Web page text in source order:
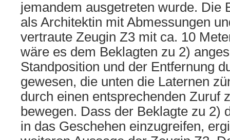
jemandem ausgetreten wurde. Die
als Architektin mit Abmessungen
vertraute Zeugin Z3 mit ca. 10
wäre es dem Beklagten zu 2)
Standposition und der Entfernung
gewesen, die unten die Laternen
durch einen entsprechenden Zuruf
bewegen. Dass der Beklagte zu 2)
in das Geschehen einzugreifen,